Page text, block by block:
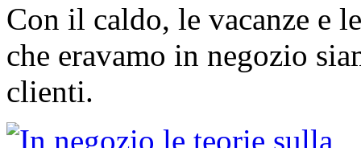
Con il caldo, le vacanze e
che eravamo in negozio
clienti.